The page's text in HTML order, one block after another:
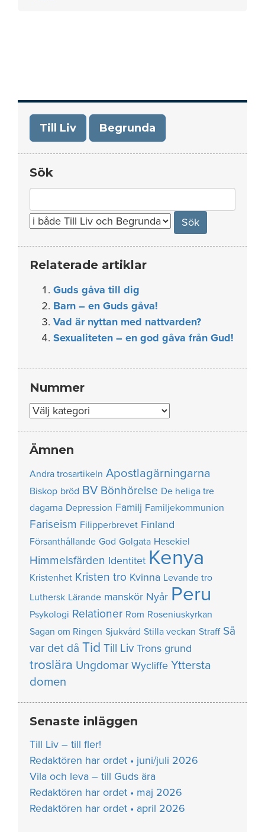
Till Liv Begrunda
Sök
for:
Relaterade artiklar
Guds gåva till dig
Barn – en Guds gåva!
Vad är nyttan med nattvarden?
Sexualiteten – en god gåva från Gud!
Nummer
Nummer
Ämnen
Andra trosartikeln Apostlagärningarna
Biskop bröd BV Bönhörelse De heliga tre
dagarna Depression Familj Familjekommunion
Fariseism Filipperbrevet Finland
Försanthållande God Golgata Hesekiel
Himmelsfärden Identitet Kenya
Kristenhet Kristen tro Kvinna Levande tro
Luthersk Lärande manskör Nyår Peru
Psykologi Relationer Rom Roseniuskyrkan
Sagan om Ringen Sjukvård Stilla veckan Straff Så
var det då Tid Till Liv Trons grund
troslära Ungdomar Wycliffe Yttersta
domen
Senaste inläggen
Till Liv – till fler!
Redaktören har ordet • juni/juli 2026
Vila och leva – till Guds ära
Redaktören har ordet • maj 2026
Redaktören har ordet • april 2026